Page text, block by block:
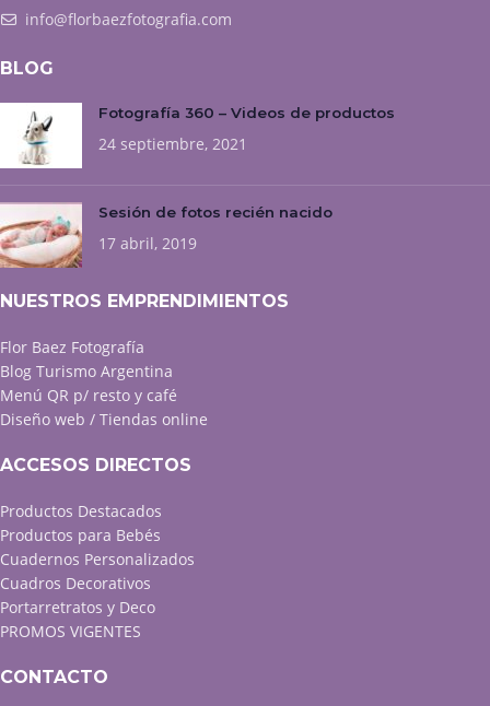
info@florbaezfotografia.com
BLOG
Fotografía 360 – Videos de productos
24 septiembre, 2021
Sesión de fotos recién nacido
17 abril, 2019
NUESTROS EMPRENDIMIENTOS
Flor Baez Fotografía
Blog Turismo Argentina
Menú QR p/ resto y café
Diseño web / Tiendas online
ACCESOS DIRECTOS
Productos Destacados
Productos para Bebés
Cuadernos Personalizados
Cuadros Decorativos
Portarretratos y Deco
PROMOS VIGENTES
CONTACTO